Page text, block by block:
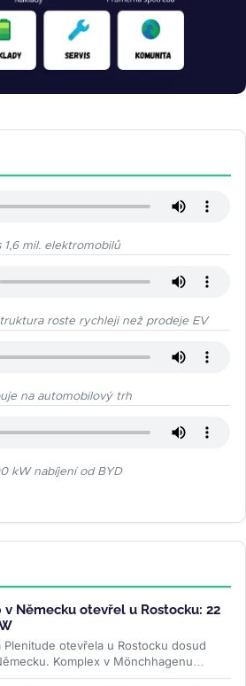
mil. elektromobilů
roste rychleji než prodeje EV
na automobilový trh
kW nabíjení od BYD
Německu otevřel u Rostocku: 22
Plenitude otevřela u Rostocku dosud
Komplex v Mönchhagenu